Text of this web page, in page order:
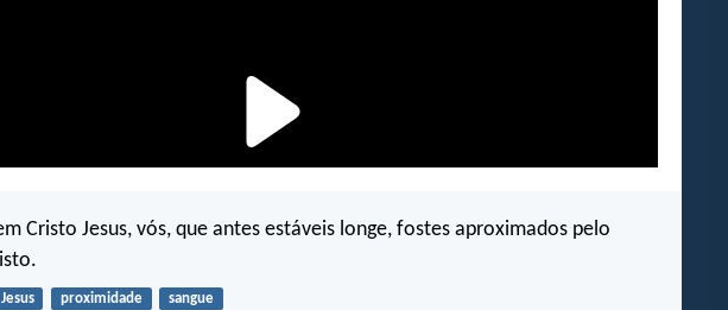
Cristo Jesus, vós, que antes estáveis longe, fostes aproximados pelo
Jesus proximidade sangue